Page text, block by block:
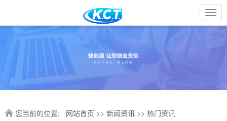
您当前的位置: 网站首页 >> 新闻资讯 >> 热门资讯